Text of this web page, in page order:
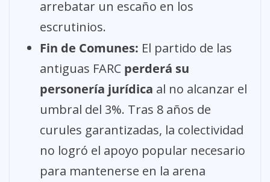
arrebatar un escaño en los
escrutinios.
Fin de Comunes: El partido de las
antiguas FARC perderá su
personería jurídica al no alcanzar el
umbral del 3%. Tras 8 años de
curules garantizadas, la colectividad
no logró el apoyo popular necesario
para mantenerse en la arena